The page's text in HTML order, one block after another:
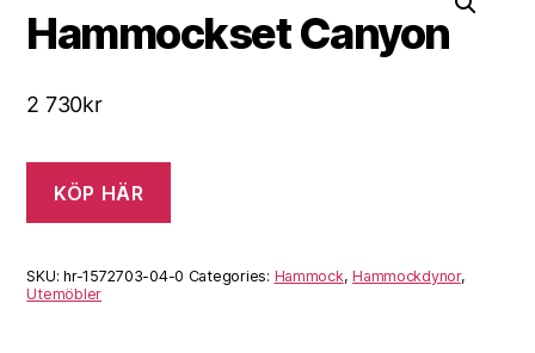
Hammockset Canyon
2 730kr
KÖP HÄR
SKU:hr-1572703-04-0 Categories: Hammock,Hammockdynor,
Utemöbler